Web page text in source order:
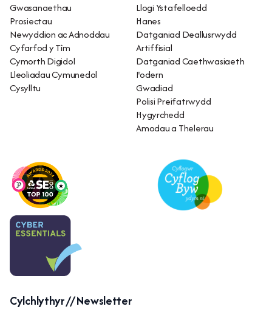
Gwasanaethau
Prosiectau
Newyddion ac Adnoddau
Cyfarfod y Tîm
Cymorth Digidol
Lleoliadau Cymunedol
Cysylltu
Llogi Ystafelloedd
Hanes
Datganiad Deallusrwydd
Artiffisial
Datganiad Caethwasiaeth
Fodern
Gwadiad
Polisi Preifatrwydd
Hygyrchedd
Amodau a Thelerau
Cylchlythyr // Newsletter